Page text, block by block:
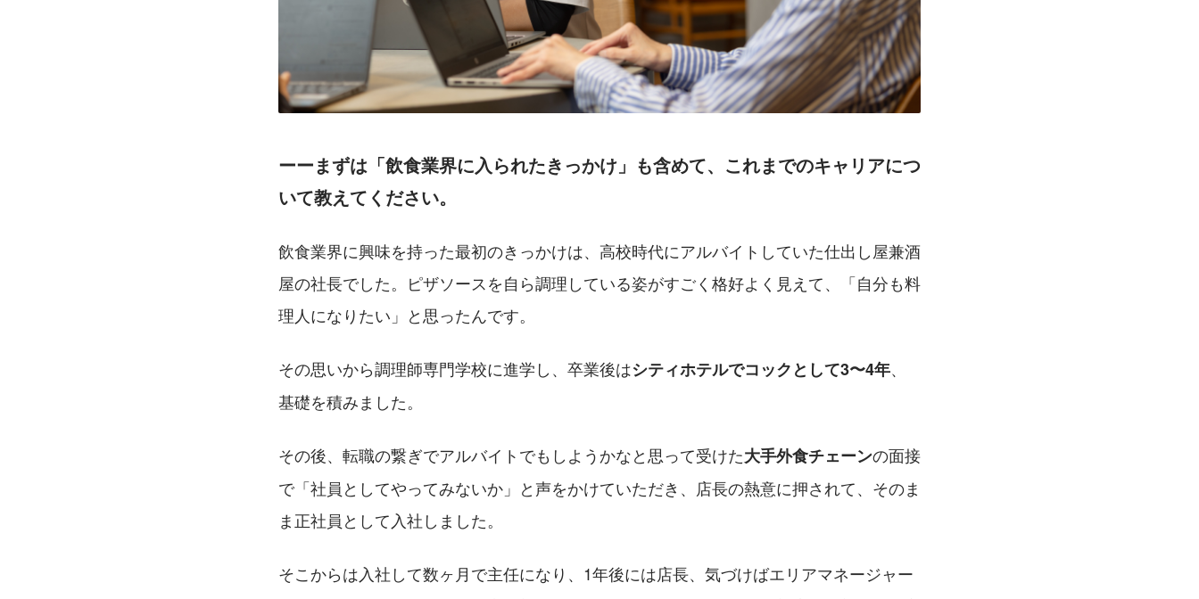
ーーまずは「飲食業界に入られたきっかけ」も含めて、これまでのキャリアにつ
いて教えてください。
飲食業界に興味を持った最初のきっかけは、高校時代にアルバイトしていた仕出し屋兼酒
屋の社長でした。ピザソースを自ら調理している姿がすごく格好よく見えて、「自分も料
理人になりたい」と思ったんです。
その思いから調理師専門学校に進学し、卒業後はシティホテルでコックとして3〜4年、
基礎を積みました。
その後、転職の繋ぎでアルバイトでもしようかなと思って受けた大手外食チェーンの面接
で「社員としてやってみないか」と声をかけていただき、店長の熱意に押されて、そのま
ま正社員として入社しました。
そこからは入社して数ヶ月で主任になり、1年後には店長、気づけばエリアマネージャー